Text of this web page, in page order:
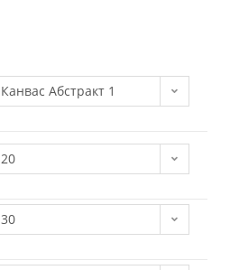
Канвас Абстракт 1
20
30